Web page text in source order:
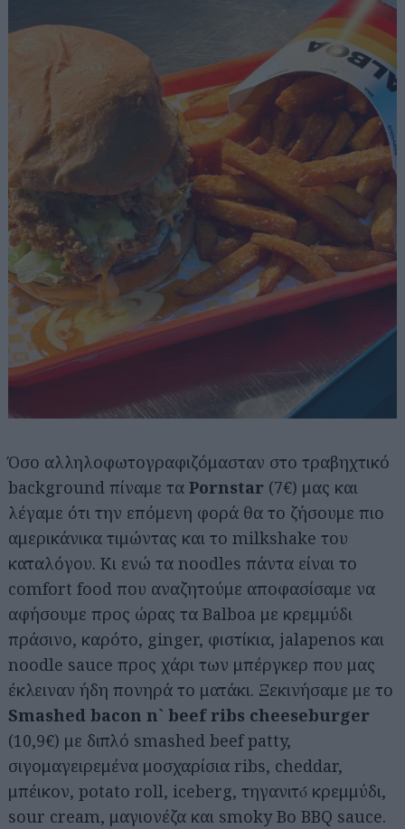
Όσο αλληλοφωτογραφιζόμασταν στο τραβηχτικό
background πίναμε τα Pornstar (7€) μας και
λέγαμε ότι την επόμενη φορά θα το ζήσουμε πιο
αμερικάνικα τιμώντας και το milkshake του
καταλόγου. Κι ενώ τα noodles πάντα είναι το
comfort food που αναζητούμε αποφασίσαμε να
αφήσουμε προς ώρας τα Balboa με κρεμμύδι
πράσινο, καρότο, ginger, φιστίκια, jalapenos και
noodle sauce προς χάρι των μπέργκερ που μας
έκλειναν ήδη πονηρά το ματάκι. Ξεκινήσαμε με το
Smashed bacon n` beef ribs cheeseburger
(10,9€) με διπλό smashed beef patty,
σιγομαγειρεμένα μοσχαρίσια ribs, cheddar,
μπέικον, potato roll, iceberg, τηγανιτό́ κρεμμύδι,
sour cream, μαγιονέζα και smoky Bo BBQ sauce.